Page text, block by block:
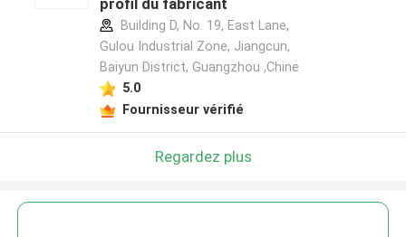
profil du fabricant
Building D, No. 19, East Lane,
Gulou Industrial Zone, Jiangcun,
Baiyun District, Guangzhou ,Chine
5.0
Fournisseur vérifié
Regardez plus